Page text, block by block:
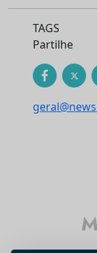
TAGS
Partilhe